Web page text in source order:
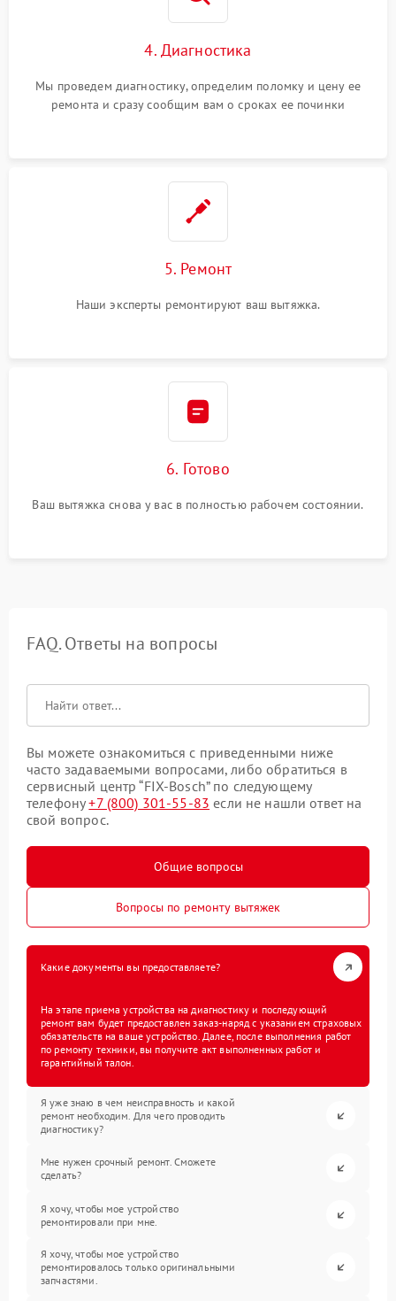
4. Диагностика
Мы проведем диагностику, определим поломку и цену ее
ремонта и сразу сообщим вам о сроках ее починки
5. Ремонт
Наши эксперты ремонтируют ваш вытяжка.
6. Готово
Ваш вытяжка снова у вас в полностью рабочем состоянии.
FAQ. Ответы на вопросы
Вы можете ознакомиться с приведенными ниже
часто задаваемыми вопросами, либо обратиться в
сервисный центр “FIX-Bosch” по следующему
телефону+7 (800) 301-55-83 если не нашли ответ на
свой вопрос.
Общие вопросы
Вопросы по ремонту вытяжек
Какие документы вы предоставляете?
На этапе приема устройства на диагностику и последующий
ремонт вам будет предоставлен заказ-наряд с указанием страховых
обязательств на ваше устройство. Далее, после выполнения работ
по ремонту техники, вы получите акт выполненных работ и
гарантийный талон.
Я уже знаю в чем неисправность и какой
ремонт необходим. Для чего проводить
диагностику?
Мне нужен срочный ремонт. Сможете
сделать?
Я хочу, чтобы мое устройство
ремонтировали при мне.
Я хочу, чтобы мое устройство
ремонтировалось только оригинальными
запчастями.